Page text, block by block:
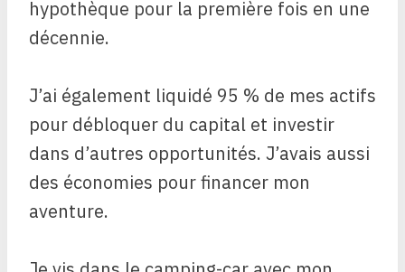
hypothèque pour la première fois en une
décennie.
J’ai également liquidé 95 % de mes actifs
pour débloquer du capital et investir
dans d’autres opportunités. J’avais aussi
des économies pour financer mon
aventure.